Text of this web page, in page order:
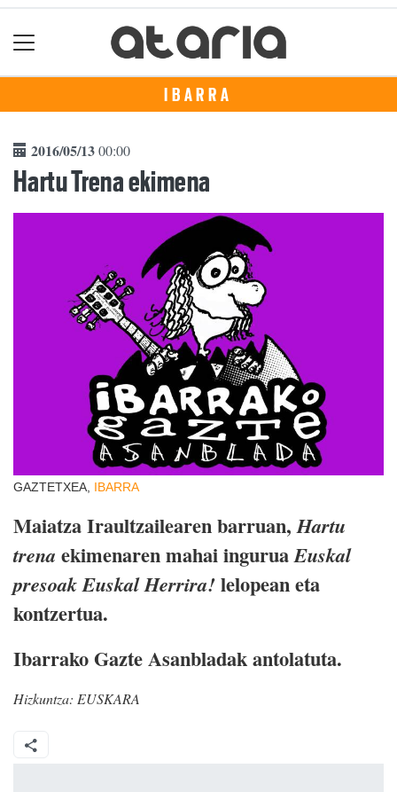
IBARRA
2016/05/1300:00
Hartu Trena ekimena
GAZTETXEA, IBARRA
Maiatza Iraultzailearen barruan,Hartu
trena ekimenaren mahai inguruaEuskal
presoak Euskal Herrira!lelopean eta
kontzertua.
Ibarrako Gazte Asanbladak antolatuta.
Hizkuntza: EUSKARA